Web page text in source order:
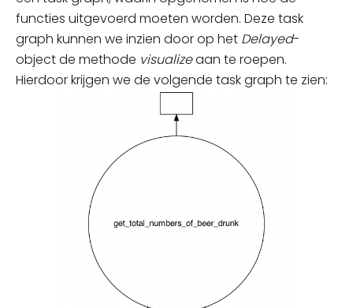
functies uitgevoerd moeten worden. Deze task
graph kunnen we inzien door op het Delayed-
object de methode visualizeaan te roepen.
Hierdoor krijgen we de volgende task graph te zien: